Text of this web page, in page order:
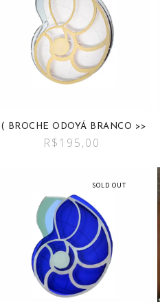
BROCHE ODOYÁ BRANCO >>
R$195,00
SOLD OUT